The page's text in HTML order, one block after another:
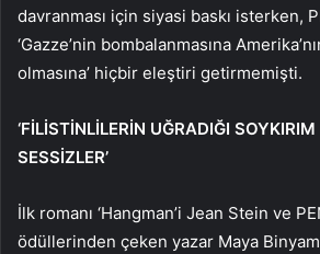
davranması için siyasi baskı isterken,
‘Gazze’nin bombalanmasına
olmasına’ hiçbir eleştiri getirmemişti.
‘FİLİSTİNLİLERİN UĞRADIĞI
SESSİZLER’
İlk romanı ‘Hangman’i Jean Stein ve
ödüllerinden çeken yazar Maya